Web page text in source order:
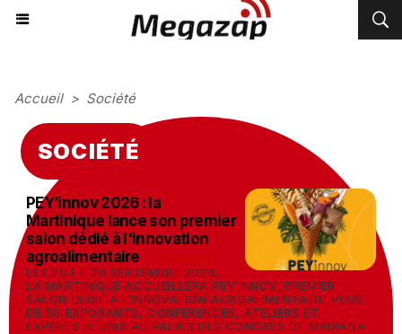
Accueil > Société
SOCIÉTÉ
PEY’innov 2026 : la
Martinique lance son premier
salon dédié à l'innovation
agroalimentaire
LES 25 ET 26 SEPTEMBRE 2026,
LA MARTINIQUE ACCUEILLERA PEY’INNOV, PREMIER
SALON DÉDIÉ À L’INNOVATION AGROALIMENTAIRE. PLUS
DE 50 EXPOSANTS, CONFÉRENCES, ATELIERS ET
EXPERTS RÉUNIS AU PALAIS DES CONGRÈS DE MADIANA